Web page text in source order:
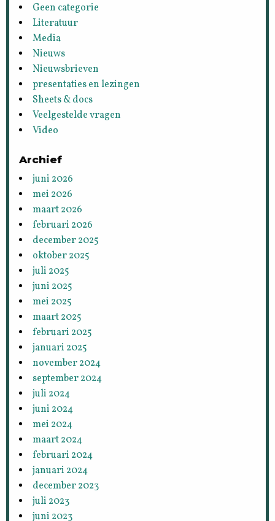
Geen categorie
Literatuur
Media
Nieuws
Nieuwsbrieven
presentaties en lezingen
Sheets & docs
Veelgestelde vragen
Video
Archief
juni 2026
mei 2026
maart 2026
februari 2026
december 2025
oktober 2025
juli 2025
juni 2025
mei 2025
maart 2025
februari 2025
januari 2025
november 2024
september 2024
juli 2024
juni 2024
mei 2024
maart 2024
februari 2024
januari 2024
december 2023
juli 2023
juni 2023